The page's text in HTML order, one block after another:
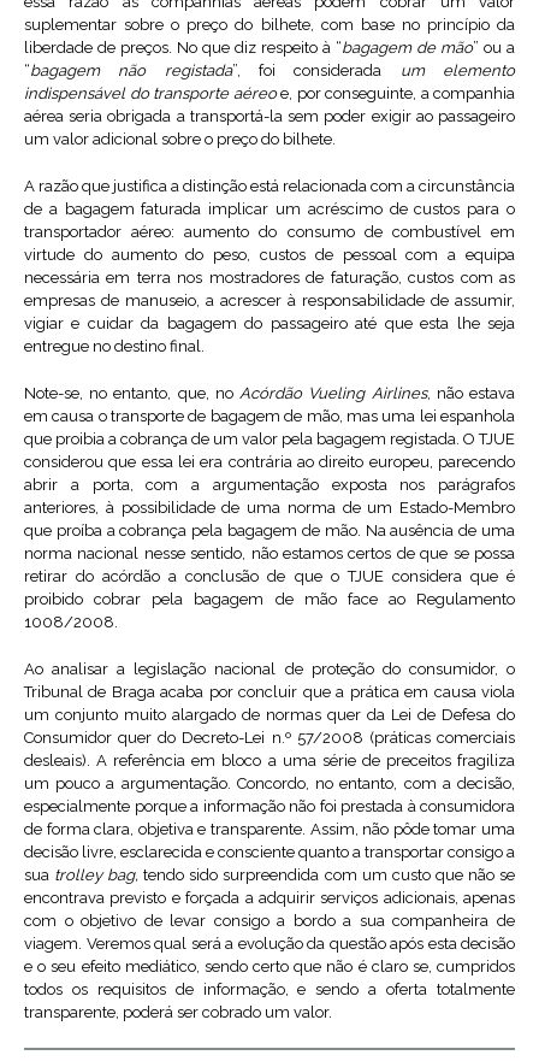
suplementar sobre o preço do bilhete, com base no princípio da
liberdade de preços. No que diz respeito à “bagagem de mão” ou a
“bagagem não registada”, foi considerada um elemento
indispensável do transporte aéreoe, por conseguinte, a companhia
aérea seria obrigada a transportá-la sem poder exigir ao passageiro
um valor adicional sobre o preço do bilhete.
A razão que justifica a distinção está relacionada com a circunstância
de a bagagem faturada implicar um acréscimo de custos para o
transportador aéreo: aumento do consumo de combustível em
virtude do aumento do peso, custos de pessoal com a equipa
necessária em terra nos mostradores de faturação, custos com as
empresas de manuseio, a acrescer à responsabilidade de assumir,
vigiar e cuidar da bagagem do passageiro até que esta lhe seja
entregue no destino final.
Note-se, no entanto, que, noAcórdão Vueling Airlines, não estava
em causa o transporte de bagagem de mão, mas uma lei espanhola
que proibia a cobrança de um valor pela bagagem registada. O TJUE
considerou que essa lei era contrária ao direito europeu, parecendo
abrir a porta, com a argumentação exposta nos parágrafos
anteriores, à possibilidade de uma norma de um Estado-Membro
que proíba a cobrança pela bagagem de mão. Na ausência de uma
norma nacional nesse sentido, não estamos certos de que se possa
retirar do acórdão a conclusão de que o TJUE considera que é
proibido cobrar pela bagagem de mão face ao Regulamento
1008/2008.
Ao analisar a legislação nacional de proteção do consumidor, o
Tribunal de Braga acaba por concluir que a prática em causa viola
um conjunto muito alargado de normas quer da Lei de Defesa do
Consumidor quer do Decreto-Lei n.º 57/2008 (práticas comerciais
desleais). A referência em bloco a uma série de preceitos fragiliza
um pouco a argumentação. Concordo, no entanto, com a decisão,
especialmente porque a informação não foi prestada à consumidora
de forma clara, objetiva e transparente. Assim, não pôde tomar uma
decisão livre, esclarecida e consciente quanto a transportar consigo a
sua trolley bag,tendo sido surpreendida com um custo que não se
encontrava previsto e forçada a adquirir serviços adicionais, apenas
com o objetivo de levar consigo a bordo a sua companheira de
viagem. Veremos qual será a evolução da questão após esta decisão
e o seu efeito mediático, sendo certo que não é claro se, cumpridos
todos os requisitos de informação, e sendo a oferta totalmente
transparente, poderá ser cobrado um valor.